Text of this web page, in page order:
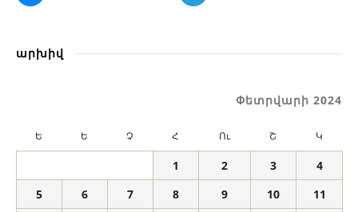
արխիվ
Փետրվարի 2024
Ե Ե Չ Հ Ու Շ Կ
1 2 3
4
5
6 7 8 9 10
11